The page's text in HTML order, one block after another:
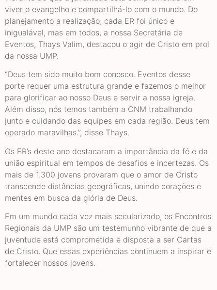
viver o evangelho e compartilhá-lo com o mundo. Do
planejamento a realização, cada ER foi único e
inigualável, mas em todos, a nossa Secretária de
Eventos, Thays Valim, destacou o agir de Cristo em prol
da nossa UMP.
“Deus tem sido muito bom conosco. Eventos desse
porte requer uma estrutura grande e fazemos o melhor
para glorificar ao nosso Deus e servir a nossa igreja.
Além disso, nós temos também a CNM trabalhando
junto e cuidando das equipes em cada região. Deus tem
operado maravilhas.”, disse Thays.
Os ER’s deste ano destacaram a importância da fé e da
união espiritual em tempos de desafios e incertezas. Os
mais de 1.300 jovens provaram que o amor de Cristo
transcende distâncias geográficas, unindo corações e
mentes em busca da glória de Deus.
Em um mundo cada vez mais secularizado, os Encontros
Regionais da UMP são um testemunho vibrante de que a
juventude está comprometida e disposta a ser Cartas
de Cristo. Que essas experiências continuem a inspirar e
fortalecer nossos jovens.